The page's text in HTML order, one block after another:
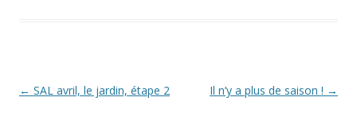
Navigation
← SAL avril, le jardin, étape 2 Il n’y a plus de saison ! →